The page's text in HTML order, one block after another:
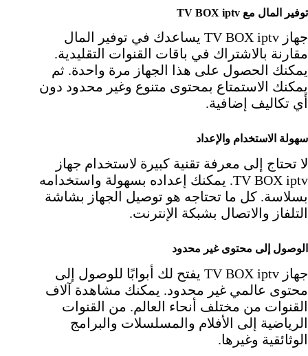
توفير المال مع TV BOX iptv
جهاز TV BOX iptv يساعدك في توفير المال
مقارنة بالاشتراك في باقات القنوات التقليدية.
يمكنك الحصول على هذا الجهاز مرة واحدة. ثم
يمكنك الاستمتاع بمحتوى متنوع وغير محدود دون
أي تكاليف إضافية.
سهولة الاستخدام والإعداد
لا تحتاج إلى معرفة تقنية كبيرة لاستخدام جهاز
TV BOX iptv. يمكنك إعداده بسهولة واستخدامه
بسلاسة. كل ما تحتاجه هو توصيل الجهاز بشاشة
التلفاز والاتصال بشبكة الإنترنت.
الوصول إلى محتوى غير محدود
جهاز TV BOX iptv يفتح لك أبوابًا للوصول إلى
محتوى عالمي غير محدود. يمكنك مشاهدة آلاف
القنوات من مختلف أنحاء العالم. من القنوات
الرياضية إلى الأفلام والمسلسلات والبرامج
الوثائقية وغيرها.